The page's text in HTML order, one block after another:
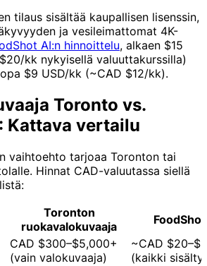
tilaus sisältää kaupallisen lisenssin,
ja vesileimattomat 4K-
AI:n hinnoittelu, alkaen $15
kk nykyisellä valuuttakurssilla)
$9 USD/kk (~CAD $12/kk).
Toronto vs.
Kattava vertailu
vaihtoehto tarjoaa Toronton tai
Hinnat CAD-valuutassa siellä
Toronton
ruokavalokuvaaja
CAD $300–$5,000+
(vain valokuvaaja)
~CAD
(kaikki